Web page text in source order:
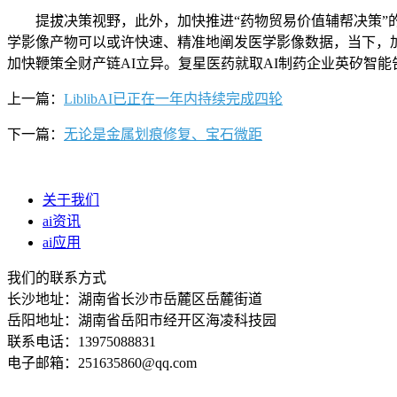
提拔决策视野，此外，加快推进“药物贸易价值辅帮决策”
学影像产物可以或许快速、精准地阐发医学影像数据，当下
加快鞭策全财产链AI立异。复星医药就取AI制药企业英矽智能
上一篇： LiblibAI已正在一年内持续完成四轮
下一篇： 无论是金属划痕修复、宝石微距
关于我们
ai资讯
ai应用
我们的联系方式
长沙地址：湖南省长沙市岳麓区岳麓街道
岳阳地址：湖南省岳阳市经开区海凌科技园
联系电话：13975088831
电子邮箱：251635860@qq.com